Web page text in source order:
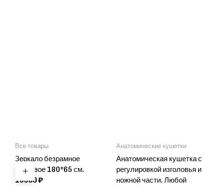
Все товары
Зеркало безрамное
ростовое 180*65 см.
16900₽
Анатомические кушетки
Анатомическая кушетка с
регулировкой изголовья и
ножной части. Любой